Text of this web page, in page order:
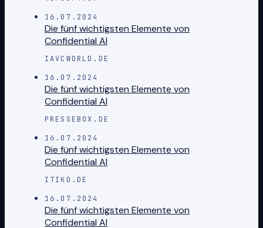
16.07.2024
Die fünf wichtigsten Elemente von
Confidential AI
IAVCWORLD.DE
16.07.2024
Die fünf wichtigsten Elemente von
Confidential AI
PRESSEBOX.DE
16.07.2024
Die fünf wichtigsten Elemente von
Confidential AI
ITIKO.DE
16.07.2024
Die fünf wichtigsten Elemente von
Confidential AI